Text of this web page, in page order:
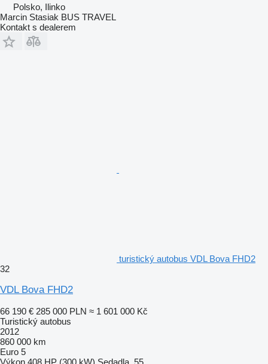
Polsko, Ilinko
Marcin Stasiak BUS TRAVEL
Kontakt s dealerem
turistický autobus VDL Bova FHD2
32
VDL Bova FHD2
66 190 € 285 000 PLN ≈ 1 601 000 Kč
Turistický autobus
2012
860 000 km
Euro 5
Výkon 408 HP (300 kW) Sedadla 55